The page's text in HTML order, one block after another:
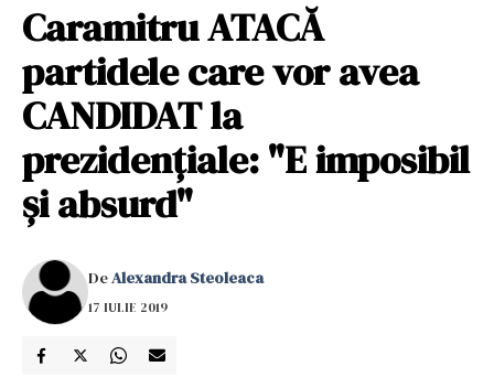
Caramitru ATACĂ
partidele care vor avea
CANDIDAT la
prezidențiale: "E imposibil
și absurd"
DeAlexandra Steoleaca
17 IULIE 2019